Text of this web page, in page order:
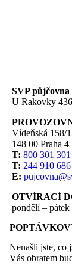
SVP půjčovna
U Rakovky
Vídeňská 158/
148 00 Praha 4
T: 800 301 301
T: 244 910 686
E:
OTVÍRACÍ
pondělí – pátek
Nenašli jste, co
Vás obratem